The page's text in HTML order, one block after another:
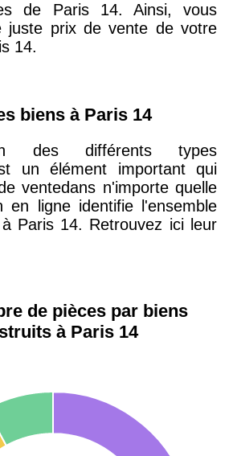
9 623 € 11 141 €
3 036 € 2 667 €
2 455 € 2 453 €
1 404 €
de Paris 14. Ainsi, vous
juste prix de vente de votre
14.
biens à Paris 14
des différents types
un élément important qui
ventedans n'importe quelle
en ligne identifie l'ensemble
Paris 14. Retrouvez ici leur
de pièces par biens
à Paris 14